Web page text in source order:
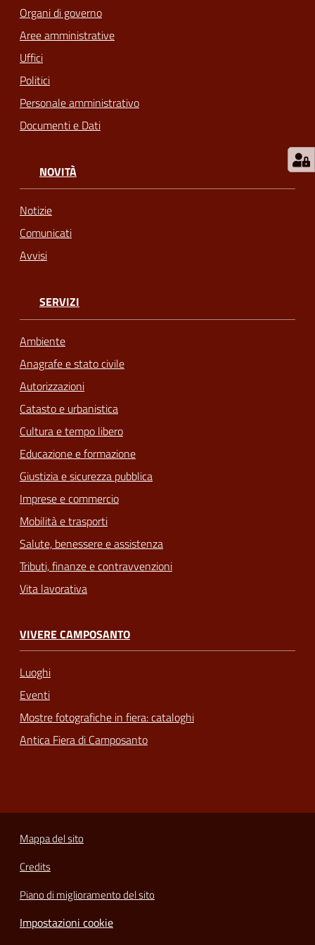
telematico
SUE
Tutti
gli
argomenti...
Seguici
Organi di governo
Aree amministrative
Uffici
Politici
Personale amministrativo
Documenti e Dati
NOVITÀ
Notizie
Comunicati
Avvisi
SERVIZI
Ambiente
Anagrafe e stato civile
Autorizzazioni
Catasto e urbanistica
Cultura e tempo libero
Educazione e formazione
Giustizia e sicurezza pubblica
Imprese e commercio
Mobilità e trasporti
Salute, benessere e assistenza
Tributi, finanze e contravvenzioni
Vita lavorativa
VIVERE CAMPOSANTO
Luoghi
Eventi
Mostre fotografiche in fiera: cataloghi
Antica Fiera di Camposanto
Mappa del sito
Credits
Piano di miglioramento del sito
Impostazioni cookie